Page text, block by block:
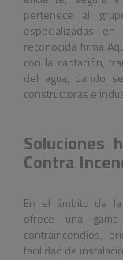
pertenece al
especializadas
reconocida firma
con la captación,
del agua, dando
constructoras e
Soluciones
Contra
En el ámbito de la
ofrece una
contraincendios,
facilidad de